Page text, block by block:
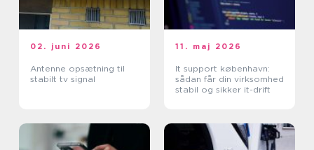
02. juni 2026
Antenne opsætning til
stabilt tv signal
11. maj 2026
It support københavn:
sådan får din virksomhed
stabil og sikker it-drift